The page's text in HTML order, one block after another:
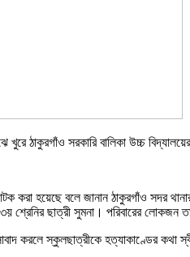
ঠাকুরগাঁও সরকারি বালিকা উচ্চ
করা হয়েছে বলে জানান ঠাকুরগাঁও সদর
ছাত্রী সুমনা। পরিবারের লোকজন
করলে স্কুলছাত্রীকে হত্যাকাণ্ডের কথা